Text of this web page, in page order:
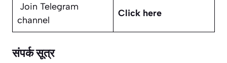
Join Telegram
channel
Click here
संपर्क सूत्र